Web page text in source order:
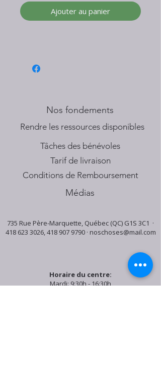
Ajouter au panier
Nos fondements
​Rendre les ressources disponibles
Tâches des bénévoles
Tarif de livraison
Conditions de Remboursement
Médias
735 Rue Père-Marquette, Québec (QC) G1S 3C1 ·
418 623 3026,418 907 9790· noschoses@mail.com
Horaire du centre:
Mardi: 9:30h - 16:30h